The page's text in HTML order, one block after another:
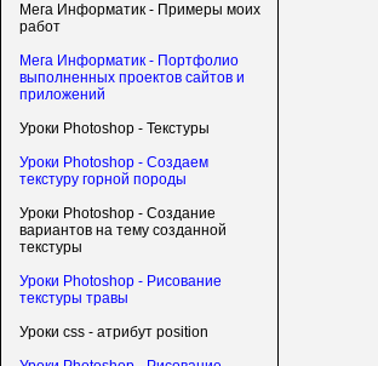
Мега Информатик - Примеры моих
работ
Мега Информатик - Портфолио
выполненных проектов сайтов и
приложений
Уроки Photoshop - Текстуры
Уроки Photoshop - Создаем
текстуру горной породы
Уроки Photoshop - Создание
вариантов на тему созданной
текстуры
Уроки Photoshop - Рисование
текстуры травы
Уроки css - атрибут position